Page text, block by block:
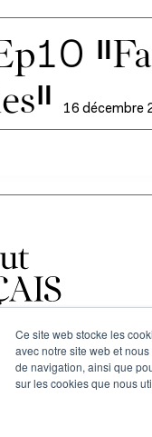
Ce site web stocke les
avec notre site web et
de navigation, ainsi que
sur les cookies que nous
16 décembre